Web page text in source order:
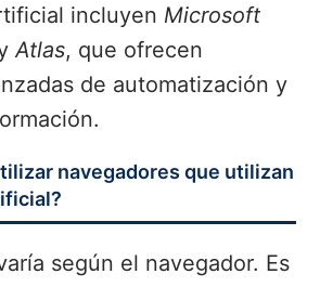
incluyen Microsoft
Atlas, que ofrecen
de automatización y
navegadores que utilizan
según el navegador. Es